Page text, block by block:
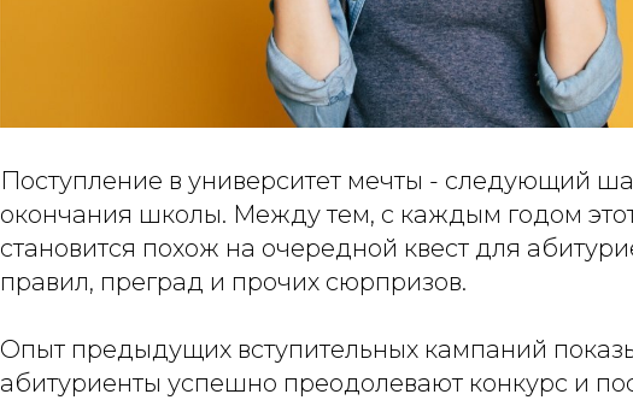
Поступление в университет мечты - следующий
окончания школы. Между тем, с каждым годом
становится похож на очередной квест для
правил, преград и прочих сюрпризов.
Опыт предыдущих вступительных кампаний
абитуриенты успешно преодолевают конкурс и